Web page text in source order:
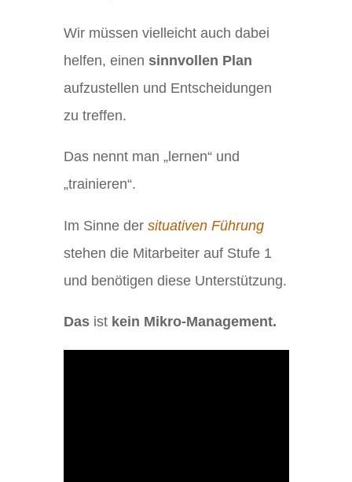
Wir müssen vielleicht auch dabei
helfen, einen sinnvollen Plan
aufzustellen und Entscheidungen
zu treffen.
Das nennt man „lernen“ und
„trainieren“.
Im Sinne der situativen Führung
stehen die Mitarbeiter auf Stufe 1
und benötigen diese Unterstützung.
Dasist kein Mikro-Management.